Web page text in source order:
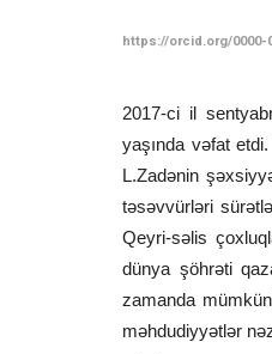
https://orcid.org/0000-
2017-ci il
yaşında vəfat
L.Zadənin
təsəvvürləri
Qeyri-səlis
dünya şöhrəti
zamanda
məhdudiyyətlər